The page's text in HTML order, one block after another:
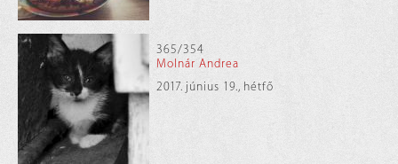
365/354
Molnár Andrea
2017. június 19., hétfő